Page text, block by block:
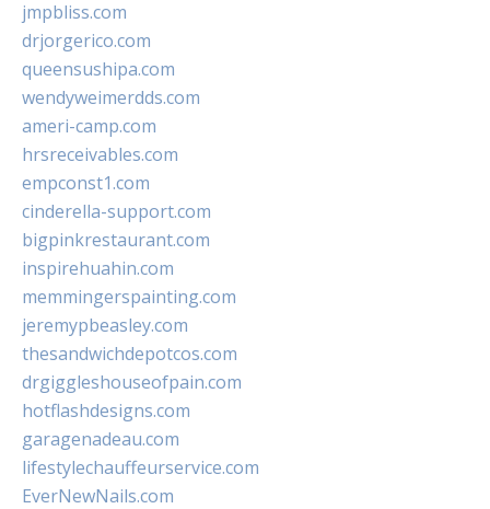
jmpbliss.com
drjorgerico.com
queensushipa.com
wendyweimerdds.com
ameri-camp.com
hrsreceivables.com
empconst1.com
cinderella-support.com
bigpinkrestaurant.com
inspirehuahin.com
memmingerspainting.com
jeremypbeasley.com
thesandwichdepotcos.com
drgiggleshouseofpain.com
hotflashdesigns.com
garagenadeau.com
lifestylechauffeurservice.com
EverNewNails.com